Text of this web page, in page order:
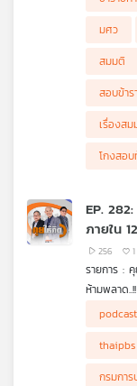
มศว
สมมติ
สอบข้าร
เรื่องส
โกงสอ
EP.
ภายใน
70 กังว
256 1
รายการ :
ห้ามพลาด
ข่าวร้อน
รายได้สูง" !
• "ทุจริตส
• ปลัดจัง
• การพิจ
podcast
thaipbs
กรมกา